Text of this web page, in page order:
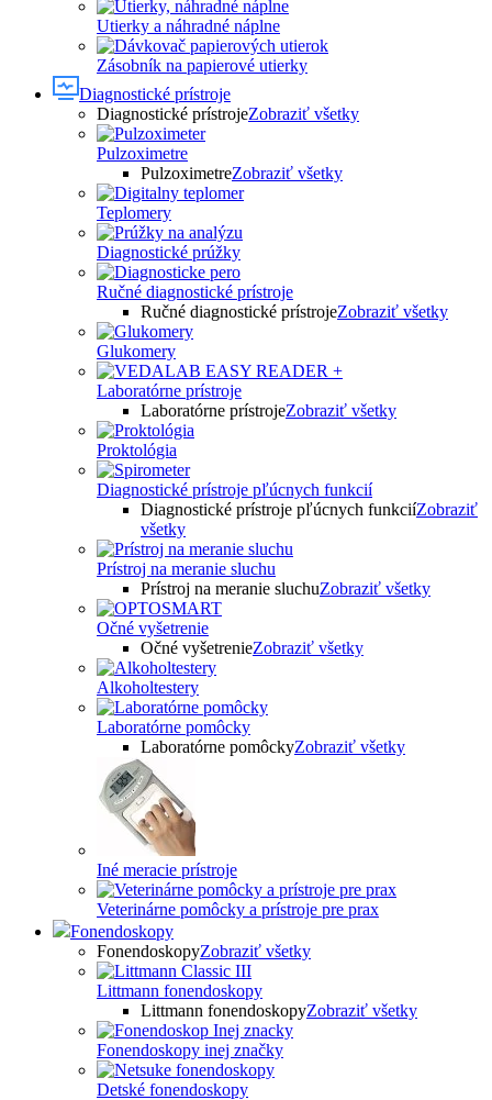
Utierky a náhradné náplne
Zásobník na papierové utierky
Diagnostické prístroje
Diagnostické prístrojeZobraziť všetky
Pulzoximetre
PulzoximetreZobraziť všetky
Teplomery
Diagnostické prúžky
Ručné diagnostické prístroje
Ručné diagnostické prístrojeZobraziť všetky
Glukomery
Laboratórne prístroje
Laboratórne prístrojeZobraziť všetky
Proktológia
Diagnostické prístroje pľúcnych funkcií
Diagnostické prístroje pľúcnych funkciíZobraziť
všetky
Prístroj na meranie sluchu
Prístroj na meranie sluchuZobraziť všetky
Očné vyšetrenie
Očné vyšetrenieZobraziť všetky
Alkoholtestery
Laboratórne pomôcky
Laboratórne pomôckyZobraziť všetky
Iné meracie prístroje
Veterinárne pomôcky a prístroje pre prax
Fonendoskopy
FonendoskopyZobraziť všetky
Littmann fonendoskopy
Littmann fonendoskopyZobraziť všetky
Fonendoskopy inej značky
Detské fonendoskopy